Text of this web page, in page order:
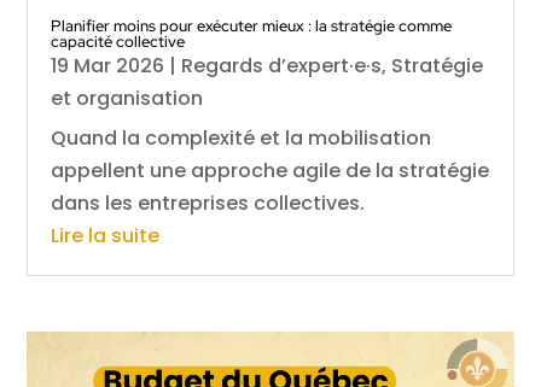
Planifier moins pour exécuter mieux : la stratégie comme
capacité collective
19 Mar 2026 | Regards d’expert·e·s, Stratégie
et organisation
Quand la complexité et la mobilisation
appellent une approche agile de la stratégie
dans les entreprises collectives.
Lire la suite